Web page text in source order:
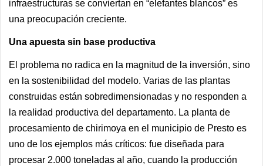
infraestructuras se conviertan en “elefantes blancos” es
una preocupación creciente.
Una apuesta sin base productiva
El problema no radica en la magnitud de la inversión, sino
en la sostenibilidad del modelo. Varias de las plantas
construidas están sobredimensionadas y no responden a
la realidad productiva del departamento. La planta de
procesamiento de chirimoya en el municipio de Presto es
uno de los ejemplos más críticos: fue diseñada para
procesar 2.000 toneladas al año, cuando la producción